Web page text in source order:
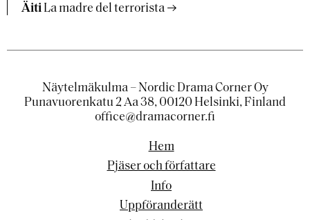
Äiti La madre del terrorista
Näytelmäkulma – Nordic Drama Corner Oy
Punavuorenkatu 2 Aa 38, 00120 Helsinki, Finland
office@dramacorner.fi
Hem
Pjäser och författare
Info
Uppföranderätt